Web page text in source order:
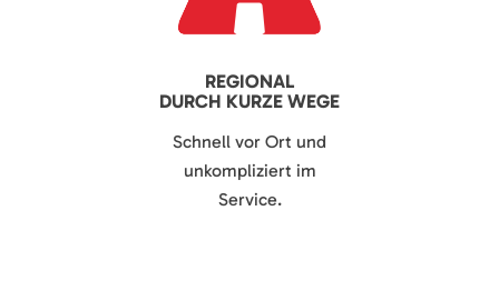
REGIONAL
DURCH KURZE WEGE
Schnell vor Ort und
unkompliziert im
Service.